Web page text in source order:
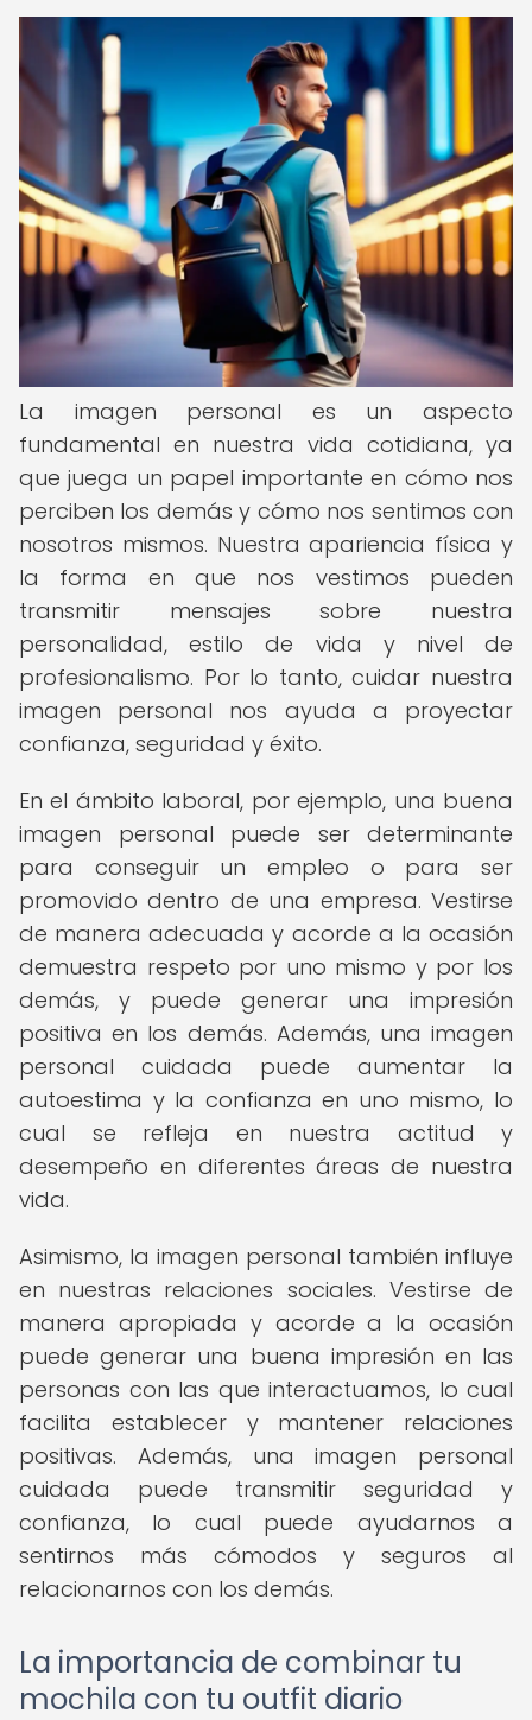
La imagen personal es un aspecto
fundamental en nuestra vida cotidiana, ya
que juega un papel importante en cómo nos
perciben los demás y cómo nos sentimos con
nosotros mismos. Nuestra apariencia física y
la forma en que nos vestimos pueden
transmitir mensajes sobre nuestra
personalidad, estilo de vida y nivel de
profesionalismo. Por lo tanto, cuidar nuestra
imagen personal nos ayuda a proyectar
confianza, seguridad y éxito.
En el ámbito laboral, por ejemplo, una buena
imagen personal puede ser determinante
para conseguir un empleo o para ser
promovido dentro de una empresa. Vestirse
de manera adecuada y acorde a la ocasión
demuestra respeto por uno mismo y por los
demás, y puede generar una impresión
positiva en los demás. Además, una imagen
personal cuidada puede aumentar la
autoestima y la confianza en uno mismo, lo
cual se refleja en nuestra actitud y
desempeño en diferentes áreas de nuestra
vida.
Asimismo, la imagen personal también influye
en nuestras relaciones sociales. Vestirse de
manera apropiada y acorde a la ocasión
puede generar una buena impresión en las
personas con las que interactuamos, lo cual
facilita establecer y mantener relaciones
positivas. Además, una imagen personal
cuidada puede transmitir seguridad y
confianza, lo cual puede ayudarnos a
sentirnos más cómodos y seguros al
relacionarnos con los demás.
La importancia de combinar tu
mochila con tu outfit diario